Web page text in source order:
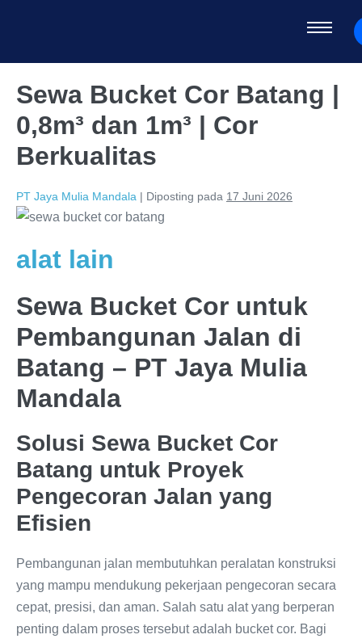
Sewa Bucket Cor Batang |
0,8m³ dan 1m³ | Cor
Berkualitas
PT Jaya Mulia Mandala | Diposting pada 17 Juni 2026
alat lain
Sewa Bucket Cor untuk
Pembangunan Jalan di
Batang – PT Jaya Mulia
Mandala
Solusi Sewa Bucket Cor
Batang untuk Proyek
Pengecoran Jalan yang
Efisien
Pembangunan jalan membutuhkan peralatan konstruksi
yang mampu mendukung pekerjaan pengecoran secara
cepat, presisi, dan aman. Salah satu alat yang berperan
penting dalam proses tersebut adalah bucket cor. Bagi